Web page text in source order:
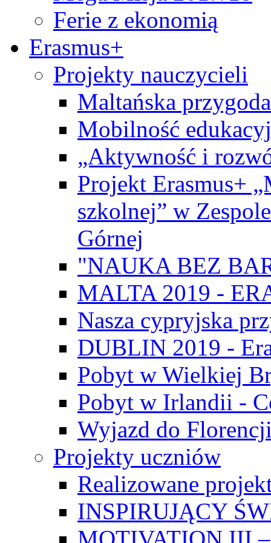
Ferie z ekonomią
Erasmus+
Projekty nauczycieli
Maltańska
Mobilność
„Aktywność i
Projekt Erasmus+
szkolnej” w
Górnej
"NAUKA BEZ
MALTA 2019 -
Nasza cypryjska
DUBLIN 2019 -
Pobyt w Wielkiej
Pobyt w Irlandii -
Wyjazd do
Projekty uczniów
Realizowane
INSPIRUJĄCY